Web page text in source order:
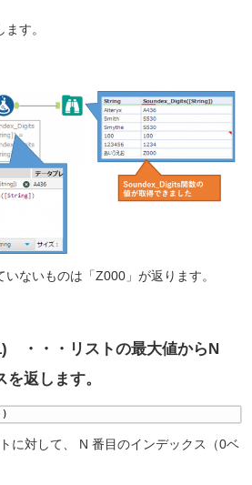
す。
ないものは「Z000」が返ります。
・・・リストの最大値からN
返します。
に対して、 N 番目のインデックス（0ベ